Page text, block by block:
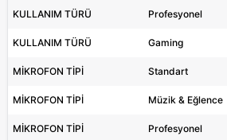
KULLANIM TÜRÜ Profesyonel
KULLANIM TÜRÜ Gaming
MİKROFON TİPİ Standart
MİKROFON TİPİ Müzik & Eğlence
MİKROFON TİPİ Profesyonel